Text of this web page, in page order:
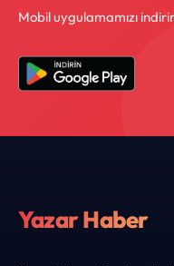
Mobil uygulamamızı
Yazar Haber